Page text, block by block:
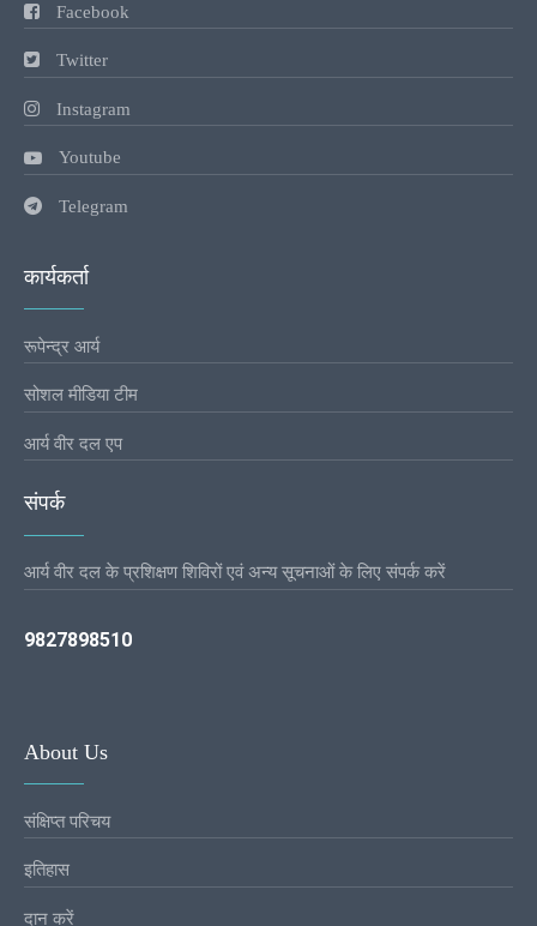
Facebook
Twitter
Instagram
Youtube
Telegram
कार्यकर्ता
रूपेन्द्र आर्य
सोशल मीडिया टीम
आर्य वीर दल एप
संपर्क
आर्य वीर दल के प्रशिक्षण शिविरों एवं अन्य सूचनाओं के लिए संपर्क करें
9827898510
About Us
संक्षिप्त परिचय
इतिहास
दान करें